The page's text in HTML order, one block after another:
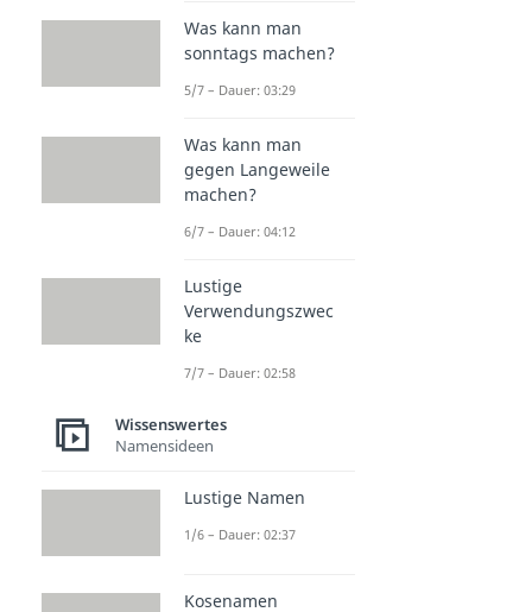
Was kann man
sonntags machen?
5/7 – Dauer: 03:29
Was kann man
gegen Langeweile
machen?
6/7 – Dauer: 04:12
Lustige
Verwendungszwec
ke
7/7 – Dauer: 02:58
Wissenswertes
Namensideen
Lustige Namen
1/6 – Dauer: 02:37
Kosenamen